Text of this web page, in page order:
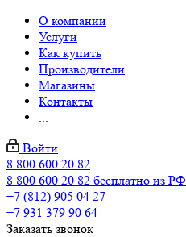
О компании
Услуги
Как купить
Производители
Магазины
Контакты
...
Войти
8 800 600 20 82
8 800 600 20 82 бесплатно из РФ
+7 (812) 905 04 27
+7 931 379 90 64
Заказать звонок